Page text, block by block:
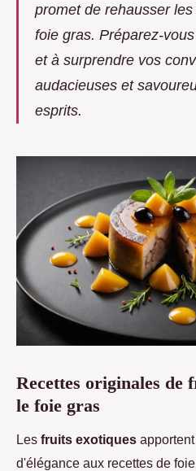
promet de rehausser
foie gras. Préparez-
et à surprendre vos
audacieuses et
esprits.
Recettes originales
le foie gras
Les fruits exotiques
d'élégance aux recettes de